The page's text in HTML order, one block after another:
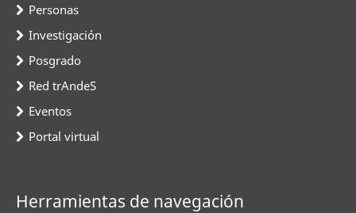
Personas
Investigación
Posgrado
Red trAndeS
Eventos
Portal virtual
Herramientas de navegación